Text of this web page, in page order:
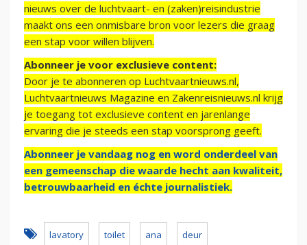
nieuws over de luchtvaart- en (zaken)reisindustrie
maakt ons een onmisbare bron voor lezers die graag
een stap voor willen blijven.
Abonneer je voor exclusieve content:
Door je te abonneren op Luchtvaartnieuws.nl,
Luchtvaartnieuws Magazine en Zakenreisnieuws.nl krijg
je toegang tot exclusieve content en jarenlange
ervaring die je steeds een stap voorsprong geeft.
Abonneer je vandaag nog en word onderdeel van
een gemeenschap die waarde hecht aan kwaliteit,
betrouwbaarheid en échte journalistiek.
lavatory toilet ana deur